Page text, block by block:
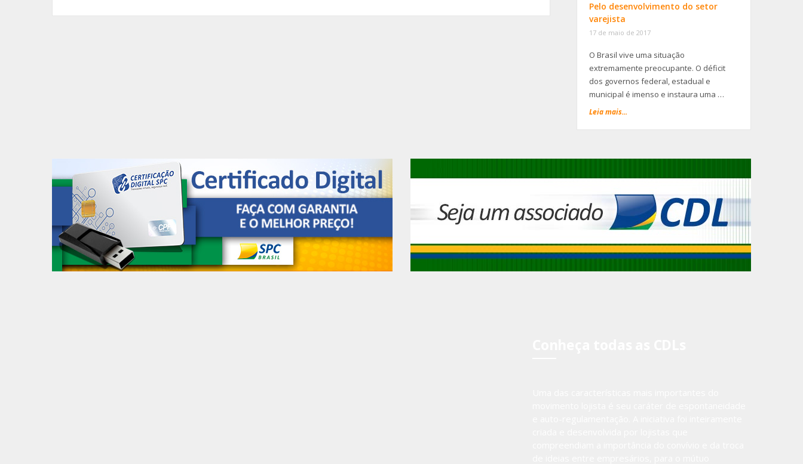
Pelo desenvolvimento do setor
varejista
17 de maio de 2017
O Brasil vive uma situação
extremamente preocupante. O déficit
dos governos federal, estadual e
municipal é imenso e instaura uma …
Leia mais...